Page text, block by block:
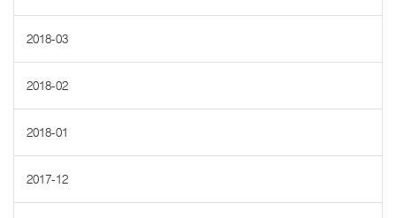
2018-03
2018-02
2018-01
2017-12